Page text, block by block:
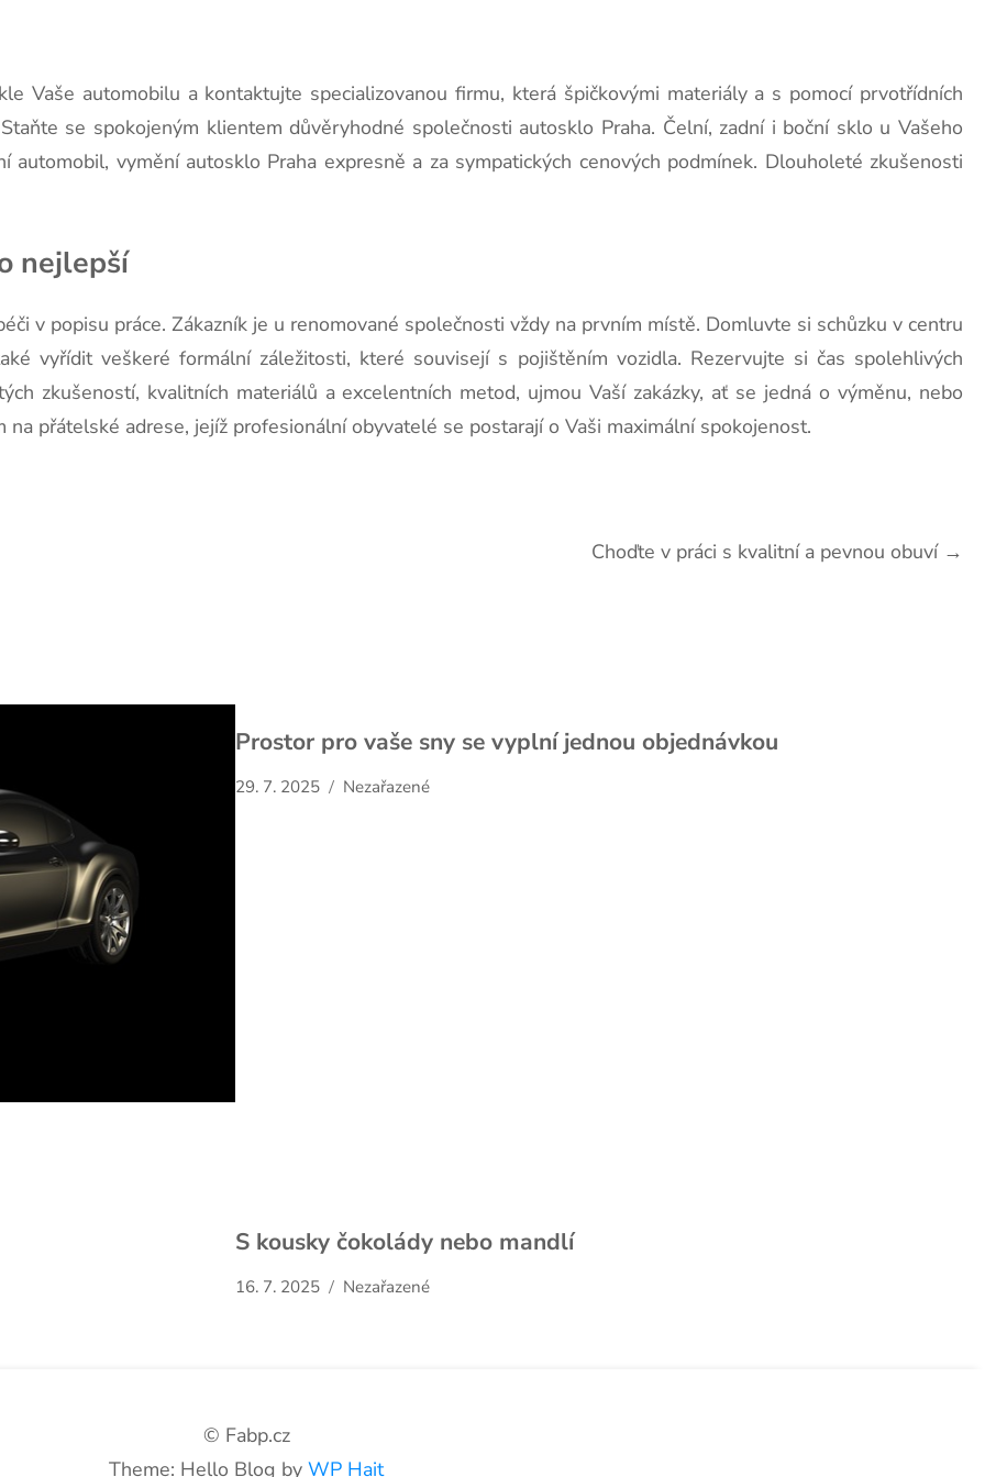
Vaše automobilu a kontaktujte specializovanou firmu, která špičkovými materiály a s pomocí prvotřídních
se spokojeným klientem důvěryhodné společnosti autosklo Praha. Čelní, zadní i boční sklo u Vašeho
automobil, vymění autosklo Praha expresně a za sympatických cenových podmínek. Dlouholeté zkušenosti
nejlepší
v popisu práce. Zákazník je u renomované společnosti vždy na prvním místě. Domluvte si schůzku v centru
vyřídit veškeré formální záležitosti, které souvisejí s pojištěním vozidla. Rezervujte si čas spolehlivých
zkušeností, kvalitních materiálů a excelentních metod, ujmou Vaší zakázky, ať se jedná o výměnu, nebo
přátelské adrese, jejíž profesionální obyvatelé se postarají o Vaši maximální spokojenost.
Choďte v práci s kvalitní a pevnou obuví →
Prostor pro vaše sny se vyplní jednou objednávkou
29. 7. 2025 Nezařazené
S kousky čokolády nebo mandlí
16. 7. 2025 Nezařazené
© Fabp.cz
Theme: Hello Blog by WP Hait